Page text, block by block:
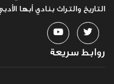
التاريخ والتراث بنادي أبها
روابط سريعة